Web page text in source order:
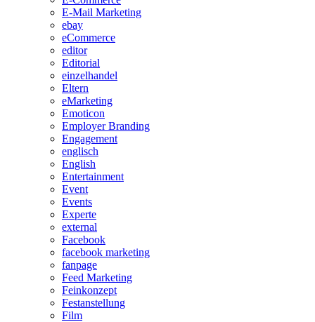
E-Mail Marketing
ebay
eCommerce
editor
Editorial
einzelhandel
Eltern
eMarketing
Emoticon
Employer Branding
Engagement
englisch
English
Entertainment
Event
Events
Experte
external
Facebook
facebook marketing
fanpage
Feed Marketing
Feinkonzept
Festanstellung
Film